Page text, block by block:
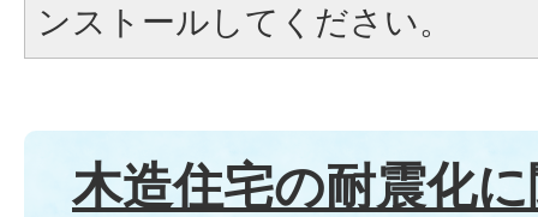
ンストールしてください。
木造住宅の耐震化